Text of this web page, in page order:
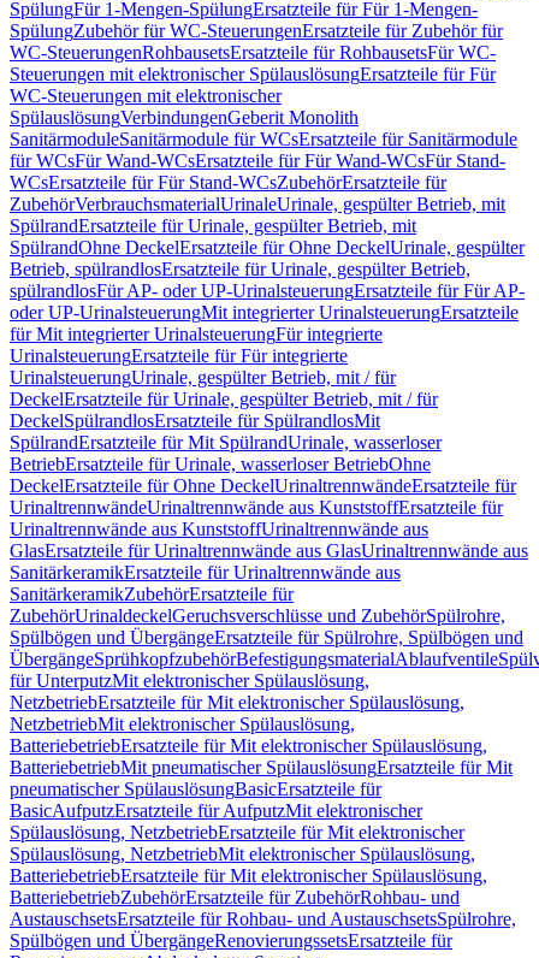
SpülungFür 1-Mengen-SpülungErsatzteile für Für 1-Mengen-
SpülungZubehör für WC-SteuerungenErsatzteile für Zubehör für
WC-SteuerungenRohbausetsErsatzteile für RohbausetsFür WC-
Steuerungen mit elektronischer SpülauslösungErsatzteile für Für
WC-Steuerungen mit elektronischer
SpülauslösungVerbindungenGeberit Monolith
SanitärmoduleSanitärmodule für WCsErsatzteile für Sanitärmodule
für WCsFür Wand-WCsErsatzteile für Für Wand-WCsFür Stand-
WCsErsatzteile für Für Stand-WCsZubehörErsatzteile für
ZubehörVerbrauchsmaterialUrinaleUrinale, gespülter Betrieb, mit
SpülrandErsatzteile für Urinale, gespülter Betrieb, mit
SpülrandOhne DeckelErsatzteile für Ohne DeckelUrinale, gespülter
Betrieb, spülrandlosErsatzteile für Urinale, gespülter Betrieb,
spülrandlosFür AP- oder UP-UrinalsteuerungErsatzteile für Für AP-
oder UP-UrinalsteuerungMit integrierter UrinalsteuerungErsatzteile
für Mit integrierter UrinalsteuerungFür integrierte
UrinalsteuerungErsatzteile für Für integrierte
UrinalsteuerungUrinale, gespülter Betrieb, mit / für
DeckelErsatzteile für Urinale, gespülter Betrieb, mit / für
DeckelSpülrandlosErsatzteile für SpülrandlosMit
SpülrandErsatzteile für Mit SpülrandUrinale, wasserloser
BetriebErsatzteile für Urinale, wasserloser BetriebOhne
DeckelErsatzteile für Ohne DeckelUrinaltrennwändeErsatzteile für
UrinaltrennwändeUrinaltrennwände aus KunststoffErsatzteile für
Urinaltrennwände aus KunststoffUrinaltrennwände aus
GlasErsatzteile für Urinaltrennwände aus GlasUrinaltrennwände aus
SanitärkeramikErsatzteile für Urinaltrennwände aus
SanitärkeramikZubehörErsatzteile für
ZubehörUrinaldeckelGeruchsverschlüsse und ZubehörSpülrohre,
Spülbögen und ÜbergängeErsatzteile für Spülrohre, Spülbögen und
ÜbergängeSprühkopfzubehörBefestigungsmaterialAblaufventile
für UnterputzMit elektronischer Spülauslösung,
NetzbetriebErsatzteile für Mit elektronischer Spülauslösung,
NetzbetriebMit elektronischer Spülauslösung,
BatteriebetriebErsatzteile für Mit elektronischer Spülauslösung,
BatteriebetriebMit pneumatischer SpülauslösungErsatzteile für Mit
pneumatischer SpülauslösungBasicErsatzteile für
BasicAufputzErsatzteile für AufputzMit elektronischer
Spülauslösung, NetzbetriebErsatzteile für Mit elektronischer
Spülauslösung, NetzbetriebMit elektronischer Spülauslösung,
BatteriebetriebErsatzteile für Mit elektronischer Spülauslösung,
BatteriebetriebZubehörErsatzteile für ZubehörRohbau- und
AustauschsetsErsatzteile für Rohbau- und AustauschsetsSpülrohre,
Spülbögen und ÜbergängeRenovierungssetsErsatzteile für